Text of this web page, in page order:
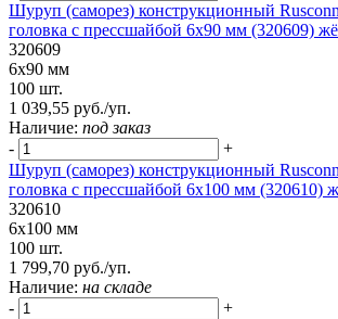
Шуруп (саморез) конструкционный
головка с прессшайбой 6х90 мм (320609)
320609
6х90 мм
100 шт.
1 039,55 руб./уп.
Наличие: под заказ
-
+
Шуруп (саморез) конструкционный
головка с прессшайбой 6х100 мм (320610)
320610
6х100 мм
100 шт.
1 799,70 руб./уп.
Наличие: на складе
-
+